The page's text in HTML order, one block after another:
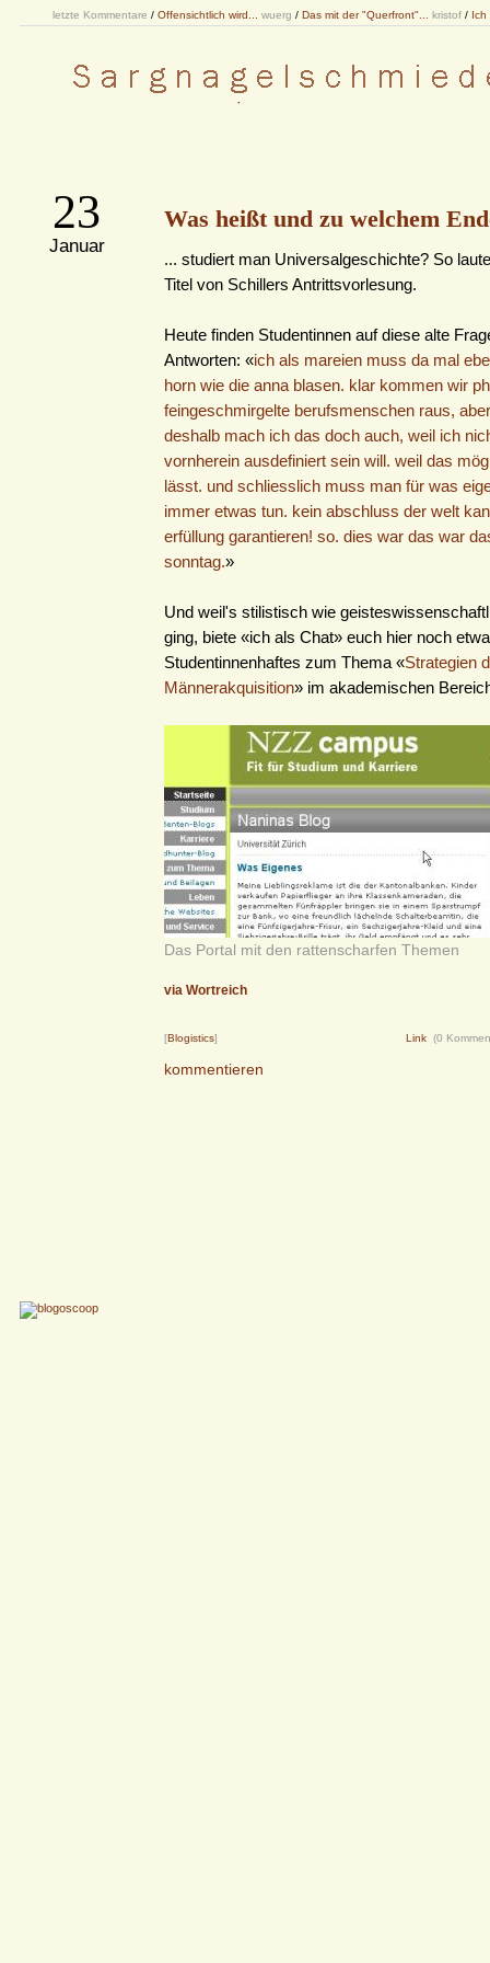
letzte Kommentare / Offensichtlich wird... wuerg / Das mit der "Querfront"... kristof / Ich
23
Januar
Was heißt und zu welchem
... studiert man Universalgeschichte? So
Titel von Schillers Antrittsvorlesung.
Heute finden Studentinnen auf diese alte
Antworten: «ich als mareien muss da mal
horn wie die anna blasen. klar kommen wir
feingeschmirgelte berufsmenschen raus,
deshalb mach ich das doch auch, weil ich
vornherein ausdefiniert sein will. weil das
lässt. und schliesslich muss man für was
immer etwas tun. kein abschluss der welt
erfüllung garantieren! so. dies war das war
sonntag.»
Und weil's stilistisch wie
ging, biete «ich als Chat» euch hier noch
Studentinnenhaftes zum Thema «Strategien
Männerakquisition» im akademischen
Das Portal mit den rattenscharfen Themen
via Wortreich
[Blogistics] Link (0
kommentieren